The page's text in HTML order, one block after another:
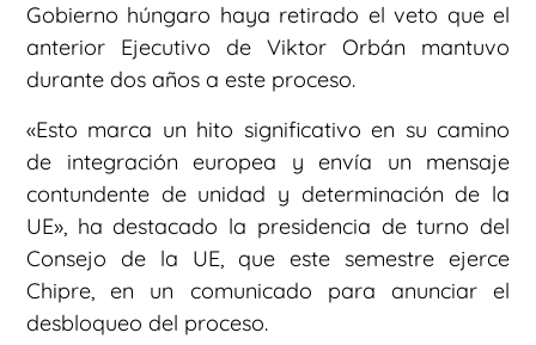
Gobierno húngaro haya retirado el veto que el
anterior Ejecutivo de Viktor Orbán mantuvo
durante dos años a este proceso.
«Esto marca un hito significativo en su camino
de integración europea y envía un mensaje
contundente de unidad y determinación de la
UE», ha destacado la presidencia de turno del
Consejo de la UE, que este semestre ejerce
Chipre, en un comunicado para anunciar el
desbloqueo del proceso.